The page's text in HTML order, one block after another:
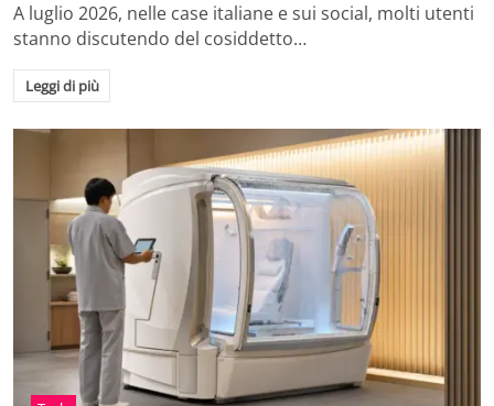
A luglio 2026, nelle case italiane e sui social, molti utenti
stanno discutendo del cosiddetto…
Leggi di più